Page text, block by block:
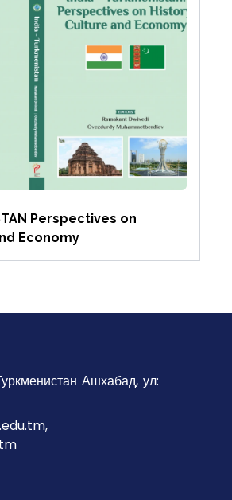
Perspectives on
Economy
Ашхабад, ул: